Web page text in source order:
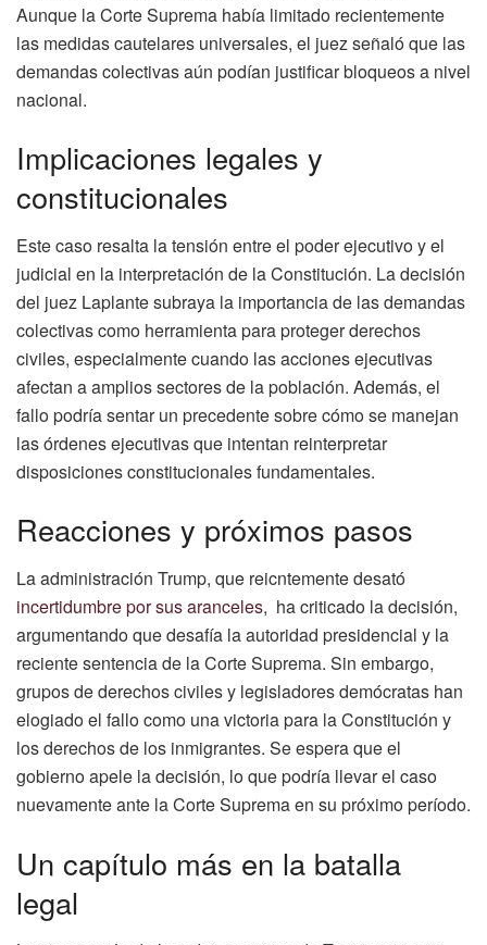
Aunque la Corte Suprema había limitado recientemente
las medidas cautelares universales, el juez señaló que las
demandas colectivas aún podían justificar bloqueos a nivel
nacional.
Implicaciones legales y
constitucionales
Este caso resalta la tensión entre el poder ejecutivo y el
judicial en la interpretación de la Constitución. La decisión
del juez Laplante subraya la importancia de las demandas
colectivas como herramienta para proteger derechos
civiles, especialmente cuando las acciones ejecutivas
afectan a amplios sectores de la población. Además, el
fallo podría sentar un precedente sobre cómo se manejan
las órdenes ejecutivas que intentan reinterpretar
disposiciones constitucionales fundamentales.
Reacciones y próximos pasos
La administración Trump, que reicntemente desató
incertidumbre por sus aranceles, ha criticado la decisión,
argumentando que desafía la autoridad presidencial y la
reciente sentencia de la Corte Suprema. Sin embargo,
grupos de derechos civiles y legisladores demócratas han
elogiado el fallo como una victoria para la Constitución y
los derechos de los inmigrantes. Se espera que el
gobierno apele la decisión, lo que podría llevar el caso
nuevamente ante la Corte Suprema en su próximo período.
Un capítulo más en la batalla
legal